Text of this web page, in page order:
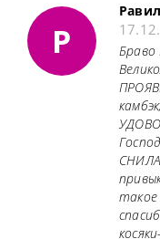
Р
Браво
такое